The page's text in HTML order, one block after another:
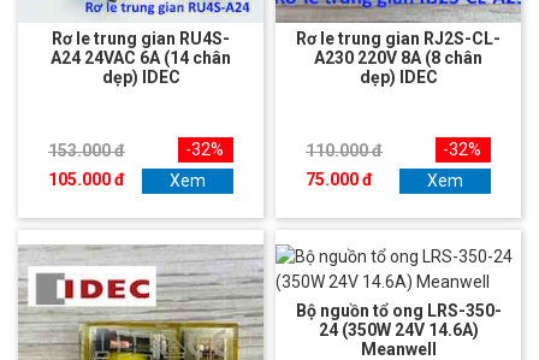
Rơ le trung gian RU4S-
A24 24VAC 6A (14 chân
dẹp) IDEC
153.000 đ
105.000 đ
-32%
Xem
Rơ le trung gian RJ2S-CL-
A230 220V 8A (8 chân
dẹp) IDEC
110.000 đ
75.000 đ
-32%
Xem
Bộ nguồn tổ ong LRS-350-
24 (350W 24V 14.6A)
Meanwell